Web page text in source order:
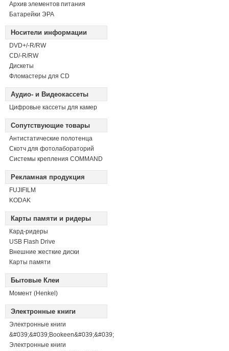
Архив элементов питания
Батарейки ЭРА
Носители информации
DVD+/-R/RW
СD/-R/RW
Дискеты
Фломастеры для CD
Аудио- и Видеокассеты
Цифровые кассеты для камер
Сопутствующие товары
Антистатические полотенца
Скотч для фотолабораторий
Системы крепления COMMAND
Рекламная продукция
FUJIFILM
KODAK
Карты памяти и ридеры
Кард-ридеры
USB Flash Drive
Внешние жесткие диски
Карты памяти
Бытовые Клеи
Момент (Henkel)
Электронные книги
Электронные книги
&#039;&#039;Bookeen&#039;&#039;
Электронные книги